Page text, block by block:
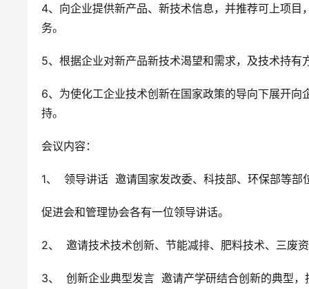
4、向企业提供新产品、新技术信息，并推荐可上项
务。
5、根据企业对新产品新技术渴望和需求，及技术持有
6、为使化工企业技术创新在国家政策的导向下展开
持。
会议内容：
1、  领导讲话  邀请国家发改委、科技部、环保部等
促进会和管理协会各有一位领导讲话。
2、  邀请技术技术创新、节能减排、肥料技术、三废
3、  创新企业典型发言  邀请产学研结合创新的典型